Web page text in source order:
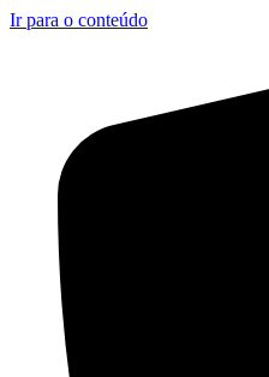
Ir para o conteúdo